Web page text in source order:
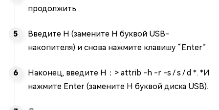
продолжить.
Введите H (замените H буквой USB-
накопителя) и снова нажмите клавишу “Enter”.
Наконец, введите H：> attrib -h -r -s / s / d *. *И
нажмите Enter (замените H буквой диска USB).